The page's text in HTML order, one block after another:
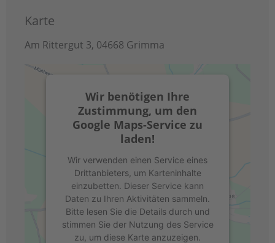
Karte
Am Rittergut 3, 04668 Grimma
Wir benötigen Ihre
Zustimmung, um den
Google Maps-Service zu
laden!
Wir verwenden einen Service eines
Drittanbieters, um Karteninhalte
einzubetten. Dieser Service kann
Daten zu Ihren Aktivitäten sammeln.
Bitte lesen Sie die Details durch und
stimmen Sie der Nutzung des Service
zu, um diese Karte anzuzeigen.